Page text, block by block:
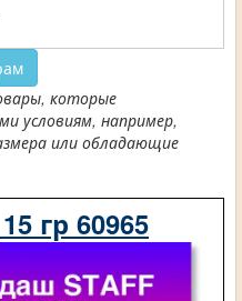
которые
условиям, например,
или обладающие
гр 60965